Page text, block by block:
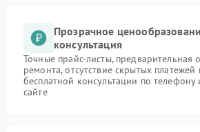
Прозрачное
консультация
Точные прайс-листы, предварительная
ремонта, отсутствие скрытых
бесплатной консультации по
сайте